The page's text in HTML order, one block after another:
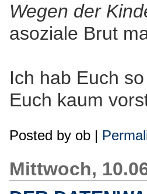
Wegen der
asoziale Brut
Ich hab Euch
Euch kaum
Posted by ob |
Mittwoch,